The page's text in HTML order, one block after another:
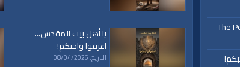
|المسجد الأقصى،|بيت|المقدس، حزب التحرير، |
|التغيير النهضة|إقتصاد| طريق النجاح
The
يا أهل بيت المقدس...
اعرفوا واجبكم!
التاريخ: 08/04/2026